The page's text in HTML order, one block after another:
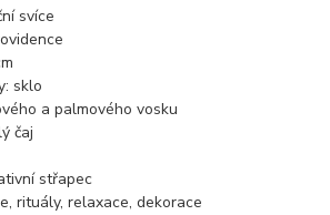
svíce
sklo
a palmového vosku
čaj
střapec
rituály, relaxace, dekorace